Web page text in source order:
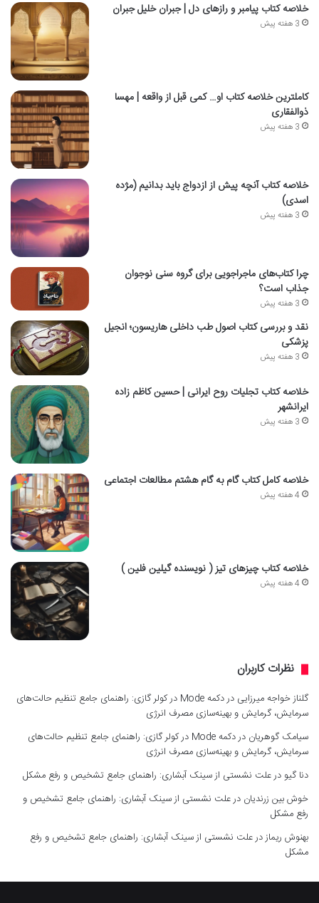
خلاصه کتاب پیامبر و رازهای دل | جبران خلیل جبران
3 هفته پیش
کاملترین خلاصه کتاب او… کمی قبل از واقعه | مهسا
ذوالفقاری
3 هفته پیش
خلاصه کتاب آنچه پیش از ازدواج باید بدانیم (مژده
اسدی)
3 هفته پیش
چرا کتاب‌های ماجراجویی برای گروه سنی نوجوان
جذاب است؟
3 هفته پیش
نقد و بررسی کتاب اصول طب داخلی هاریسون؛ انجیل
پزشکی
3 هفته پیش
خلاصه کتاب تجلیات روح ایرانی | حسین کاظم زاده
ایرانشهر
3 هفته پیش
خلاصه کامل کتاب گام به گام هشتم مطالعات اجتماعی
4 هفته پیش
خلاصه کتاب چیزهای تیز ( نویسنده گیلین فلین )
4 هفته پیش
نظرات کاربران
گلناز خواجه میرزایی در
دکمه Mode در کولر گازی: راهنمای جامع تنظیم حالت‌های
سرمایش، گرمایش و بهینه‌سازی مصرف انرژی
سیامک گوهریان در
دکمه Mode در کولر گازی: راهنمای جامع تنظیم حالت‌های
سرمایش، گرمایش و بهینه‌سازی مصرف انرژی
دنا گیو درعلت نشستی از سینک آبشاری: راهنمای جامع تشخیص و رفع مشکل
خوش بین زرندیان درعلت نشستی از سینک آبشاری: راهنمای جامع تشخیص و
رفع مشکل
بهنوش ریمازدرعلت نشستی از سینک آبشاری: راهنمای جامع تشخیص و رفع
مشکل